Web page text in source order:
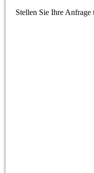
Stellen Sie Ihre Anfrage